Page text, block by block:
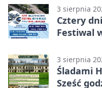
3 sierpnia
Cztery
Festiwal
3 sierpnia
Śladami
Sześć